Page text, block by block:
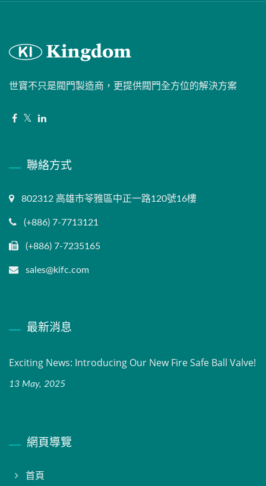
世寶不只是閥門製造商，更提供閥門全方位的解決方案
聯絡方式
802312 高雄市苓雅區中正一路120號16樓
(+886) 7-7713121
(+886) 7-7235165
sales@kifc.com
最新消息
Exciting News: Introducing Our New Fire Safe Ball Valve!
13 May, 2025
網頁導覽
首頁